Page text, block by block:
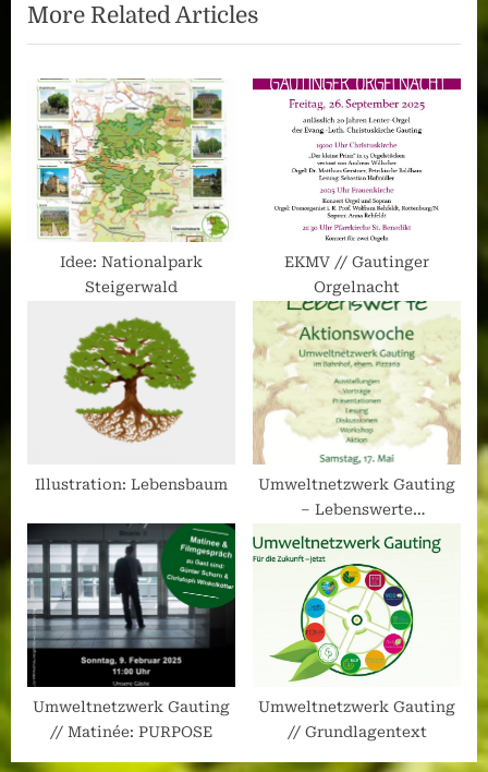
More Related Articles
Idee: Nationalpark
Steigerwald
EKMV // Gautinger
Orgelnacht
Illustration: Lebensbaum
Umweltnetzwerk Gauting
– Lebenswerte
Aktionswoche
Umweltnetzwerk Gauting
// Matinée: PURPOSE
Umweltnetzwerk Gauting
// Grundlagentext